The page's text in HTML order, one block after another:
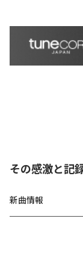
その感激と記
新曲情報